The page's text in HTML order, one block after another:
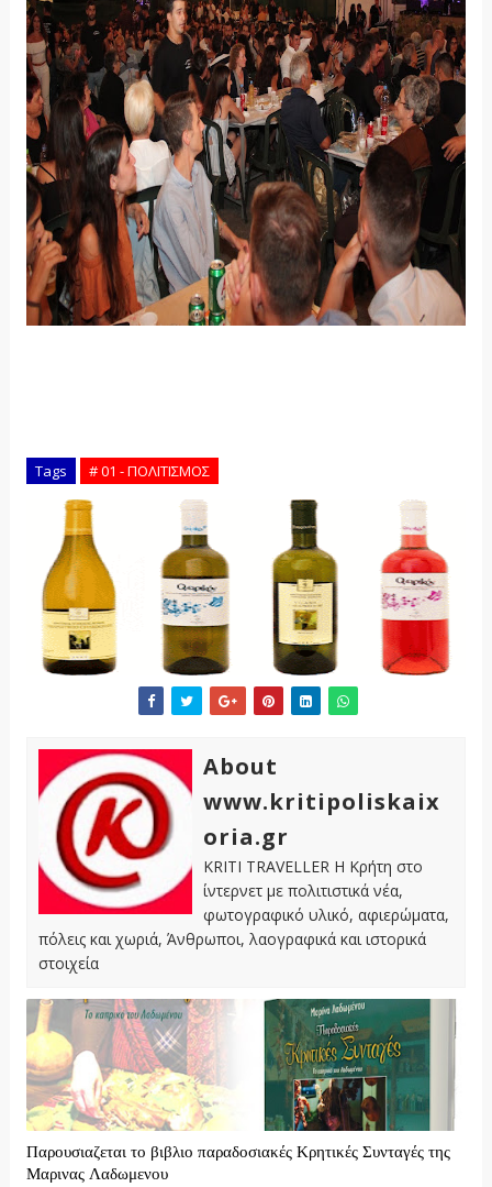
Tags # 01 - ΠΟΛΙΤΙΣΜΟΣ
About
www.kritipoliskaix
oria.gr
KRITI TRAVELLER Η Κρήτη στο
ίντερνετ με πολιτιστικά νέα,
φωτογραφικό υλικό, αφιερώματα,
πόλεις και χωριά, Άνθρωποι, λαογραφικά και ιστορικά
στοιχεία
Παρουσιαζεται το βιβλιο παραδοσιακές Κρητικές Συνταγές της
Μαρινας Λαδωμενου